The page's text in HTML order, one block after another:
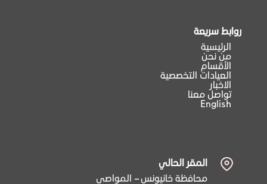
روابط سريعة
الرئيسية
من نحن
الأقسام
العيادات التخصصية
الاخبار
تواصل معنا
English
المقر الحالي
محافظة خانيونس – المواصي